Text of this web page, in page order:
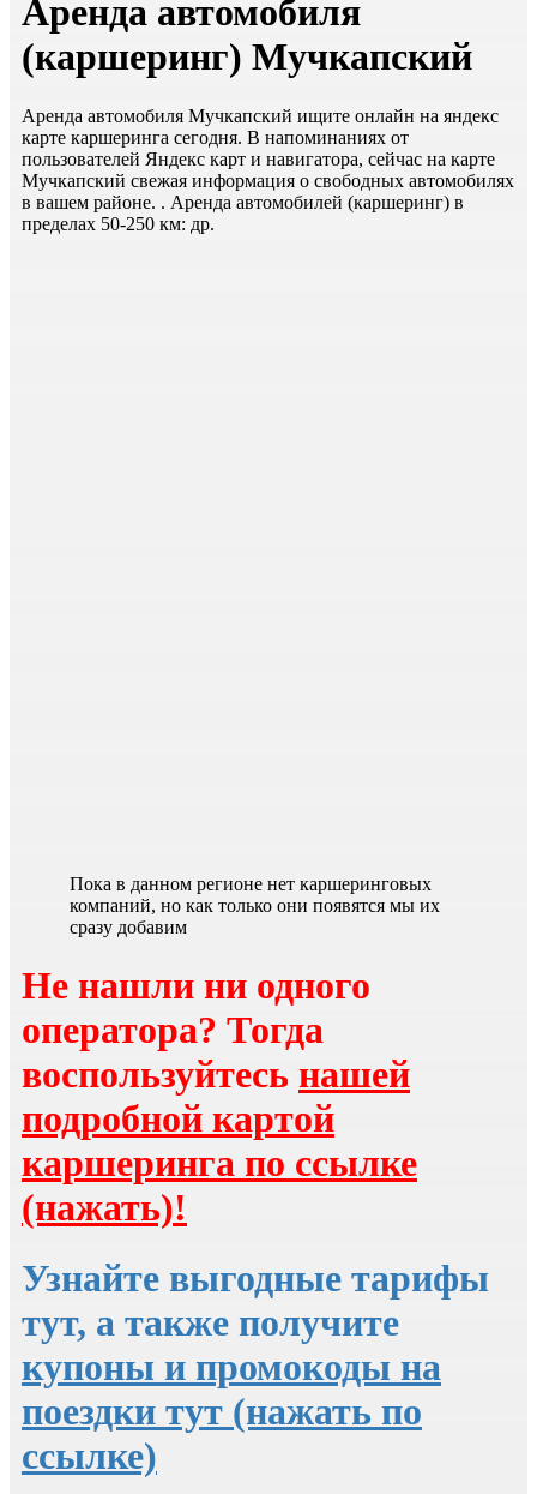
Аренда автомобиля
(каршеринг) Мучкапский
Аренда автомобиля Мучкапский ищите онлайн на яндекс
карте каршеринга сегодня. В напоминаниях от
пользователей Яндекс карт и навигатора, сейчас на карте
Мучкапский свежая информация о свободных автомобилях
в вашем районе. . Аренда автомобилей (каршеринг) в
пределах 50-250 км: др.
Пока в данном регионе нет каршеринговых
компаний, но как только они появятся мы их
сразу добавим
Не нашли ни одного
оператора? Тогда
воспользуйтесь нашей
подробной картой
каршеринга по ссылке
(нажать)!
Узнайте выгодные тарифы
тут, а также получите
купоны и промокоды на
поездки тут (нажать по
ссылке)